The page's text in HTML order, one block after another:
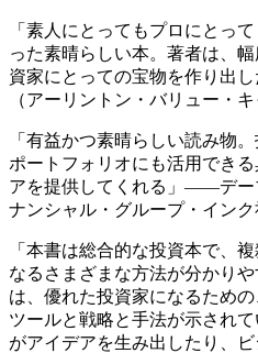
「素人にとってもプロにとっ
った素晴らしい本。著者は、
資家にとっての宝物を作り出
（アーリントン・バリュー・
「有益かつ素晴らしい読み物
ポートフォリオにも活用でき
アを提供してくれる」――デー
ナンシャル・グループ・インク
「本書は総合的な投資本で、
なるさまざまな方法が分かり
は、優れた投資家になるため
ツールと戦略と手法が示され
がアイデアを生み出したり、